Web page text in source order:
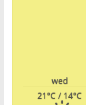
wed
21°C / 14°C